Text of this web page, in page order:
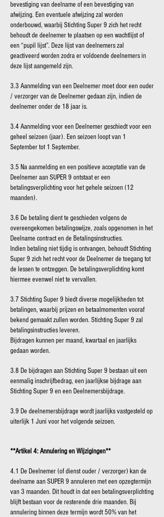
bevestiging van deelname of een bevestiging van
afwijzing. Een eventuele afwijzing zal worden
onderbouwd, waarbij Stichting Super 9 zich het recht
behoudt de deelnemer te plaatsen op een wachtlijst of
een “pupil lijst”. Deze lijst van deelnemers zal
geactiveerd worden zodra er voldoende deelnemers in
deze lijst aangemeld zijn.
3.3 Aanmelding van een Deelnemer moet door een ouder
/ verzorger van de Deelnemer gedaan zijn, indien de
deelnemer onder de 18 jaar is.
3.4 Aanmelding voor een Deelnemer geschiedt voor een
geheel seizoen (jaar). Een seizoen loopt van 1
September tot 1 September.
3.5 Na aanmelding en een positieve acceptatie van de
Deelnemer aan SUPER 9 ontstaat er een
betalingsverplichting voor het gehele seizoen (12
maanden).
3.6 De betaling dient te geschieden volgens de
overeengekomen betalingswijze, zoals opgenomen in het
Deelname contract en de Betalingsinstructies.
Indien betaling niet tijdig is ontvangen, behoudt Stichting
Super 9 zich het recht voor de Deelnemer de toegang tot
de lessen te ontzeggen. De betalingsverplichting komt
hiermee evenwel niet te vervallen.
3.7 Stichting Super 9 biedt diverse mogelijkheden tot
betalingen, waarbij prijzen en betaalmomenten vooraf
bekend gemaakt zullen worden. Stichting Super 9 zal
betalingsinstructies leveren.
Bijdragen kunnen per maand, kwartaal en jaarlijks
gedaan worden.
3.8 De bijdragen aan Stichting Super 9 bestaan uit een
eenmalig inschrijfbedrag, een jaarlijkse bijdrage aan
Stichting Super 9 en een Deelnemersbijdrage.
3.9 De deelnemersbijdrage wordt jaarlijks vastgesteld op
uiterlijk 1 Juni voor het volgende seizoen.
**Artikel 4: Annulering en Wijzigingen**
4.1 De Deelnemer (of dienst ouder / verzorger) kan de
deelname aan SUPER 9 annuleren met een opzegtermijn
van 3 maanden. Dit houdt in dat een betalingsverplichting
blijft bestaan voor de resterende drie maanden. Bij
annulering binnen deze termijn wordt 50% van het